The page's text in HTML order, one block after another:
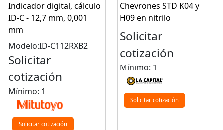
Indicador digital, cálculo
ID-C - 12,7 mm, 0,001
mm
Modelo:ID-C112RXB2
Solicitar
cotización
Mínimo: 1
Solicitar cotización
Chevrones STD K04 y
H09 en nitrilo
Solicitar
cotización
Mínimo: 1
Solicitar cotización